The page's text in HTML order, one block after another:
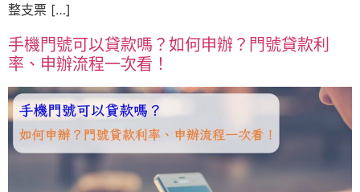
整支票 […]
手機門號可以貸款嗎？如何申辦？門號貸款利
率、申辦流程一次看！